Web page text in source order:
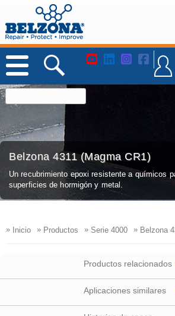
Belzona 4311 (Magma CR1)
Un recubrimiento epoxi resistente a químicos
superficies de hormigón y metal.
» Inicio » Productos » Serie 4000 » Belzona
Productos relacionados
Aplicaciones similares